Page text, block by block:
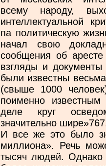
всему народу,
интеллектуальной
па политическую
начал свою
сообщения об аресте
взгляды и документы
были известны
(свыше 1000
поименно
деле круг
значительно
И все же это было
миллиона». Речь
тысяч людей.